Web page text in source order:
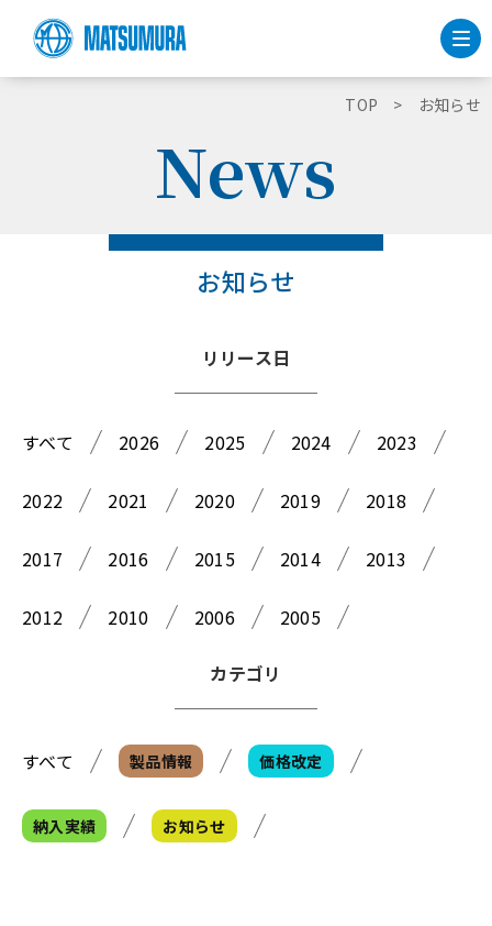
TOP お知らせ
News
お知らせ
リリース日
すべて 2026 2025 2024 2023
2022 2021 2020 2019 2018
2017 2016 2015 2014 2013
2012 2010 2006 2005
カテゴリ
すべて 製品情報 価格改定
納入実績 お知らせ